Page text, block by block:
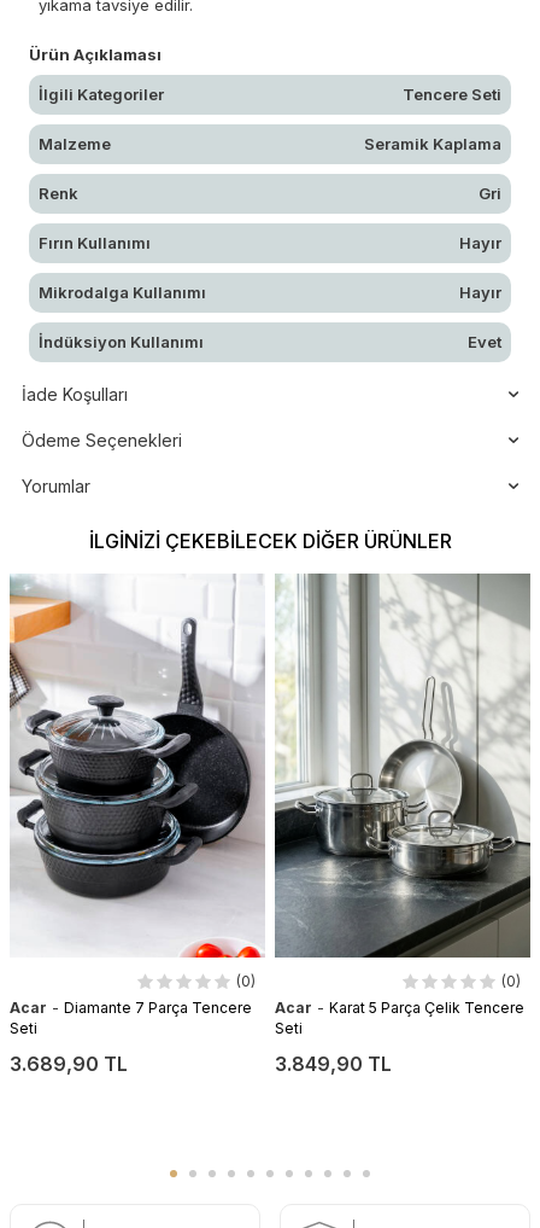
yıkama tavsiye edilir.
Ürün Açıklaması
İlgili Kategoriler Tencere Seti
Malzeme Seramik Kaplama
Renk Gri
Fırın Kullanımı Hayır
Mikrodalga Kullanımı Hayır
İndüksiyon Kullanımı Evet
İade Koşulları
Ödeme Seçenekleri
Yorumlar
İLGINIZI ÇEKEBILECEK DIĞER ÜRÜNLER
(0)
Acar - Diamante 7 Parça Tencere
Seti
3.689,90 TL
(0)
Acar - Karat 5 Parça Çelik Tencere
Seti
3.849,90 TL